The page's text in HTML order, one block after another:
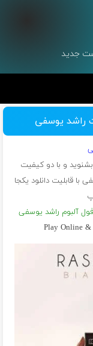
جدید
راشد یوسفی
و با دو کیفیت
با قابلیت دانلود یکجا
آلبوم راشد یوسفی
Play Online